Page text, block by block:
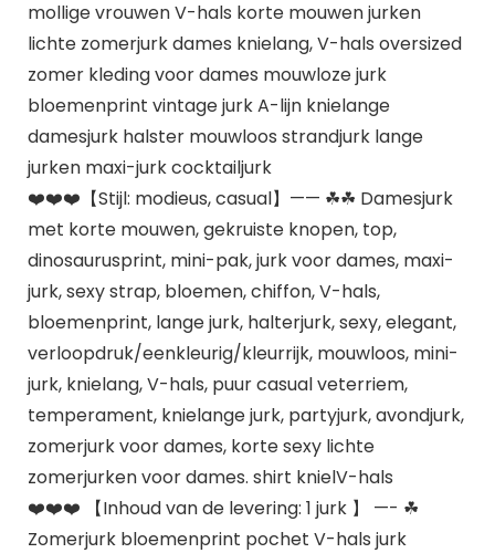
mollige vrouwen V-hals korte mouwen jurken
lichte zomerjurk dames knielang, V-hals oversized
zomer kleding voor dames mouwloze jurk
bloemenprint vintage jurk A-lijn knielange
damesjurk halster mouwloos strandjurk lange
jurken maxi-jurk cocktailjurk
❤️❤️❤️【Stijl: modieus, casual】—— ☘☘ Damesjurk
met korte mouwen, gekruiste knopen, top,
dinosaurusprint, mini-pak, jurk voor dames, maxi-
jurk, sexy strap, bloemen, chiffon, V-hals,
bloemenprint, lange jurk, halterjurk, sexy, elegant,
verloopdruk/eenkleurig/kleurrijk, mouwloos, mini-
jurk, knielang, V-hals, puur casual veterriem,
temperament, knielange jurk, partyjurk, avondjurk,
zomerjurk voor dames, korte sexy lichte
zomerjurken voor dames. shirt knielV-hals
❤️❤️❤️ 【Inhoud van de levering: 1 jurk 】 —- ☘
Zomerjurk bloemenprint pochet V-hals jurk